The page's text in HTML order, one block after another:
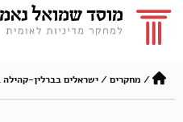
/ מחקרים /ישראלים בברלין-